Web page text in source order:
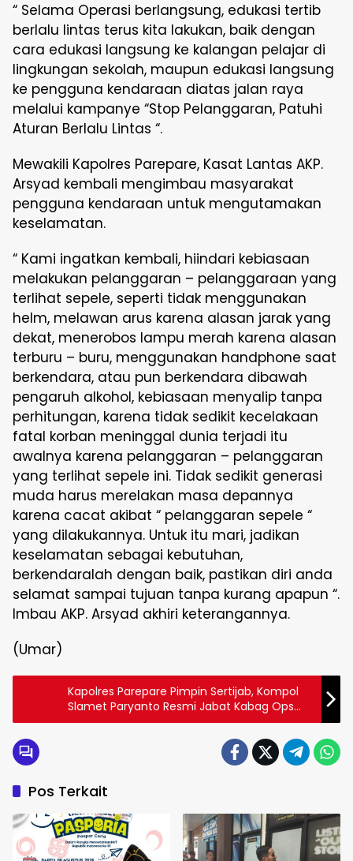
“ Selama Operasi berlangsung, edukasi tertib
berlalu lintas terus kita lakukan, baik dengan
cara edukasi langsung ke kalangan pelajar di
lingkungan sekolah, maupun edukasi langsung
ke pengguna kendaraan diatas jalan raya
melalui kampanye “Stop Pelanggaran, Patuhi
Aturan Berlalu Lintas “.
Mewakili Kapolres Parepare, Kasat Lantas AKP.
Arsyad kembali mengimbau masyarakat
pengguna kendaraan untuk mengutamakan
keselamatan.
“ Kami ingatkan kembali, hiindari kebiasaan
melakukan pelanggaran – pelanggaraan yang
terlihat sepele, seperti tidak menggunakan
helm, melawan arus karena alasan jarak yang
dekat, menerobos lampu merah karena alasan
terburu – buru, menggunakan handphone saat
berkendara, atau pun berkendara dibawah
pengaruh alkohol, kebiasaan menyalip tanpa
perhitungan, karena tidak sedikit kecelakaan
fatal korban meninggal dunia terjadi itu
awalnya karena pelanggaran – pelanggaran
yang terlihat sepele ini. Tidak sedikit generasi
muda harus merelakan masa depannya
karena cacat akibat “ pelanggaran sepele “
yang dilakukannya. Untuk itu mari, jadikan
keselamatan sebagai kebutuhan,
berkendaralah dengan baik, pastikan diri anda
selamat sampai tujuan tanpa kurang apapun “.
Imbau AKP. Arsyad akhiri keterangannya.
(Umar)
Kapolres Parepare Pimpin Sertijab, Kompol
Slamet Paryanto Resmi Jabat Kabag Ops
Polres Parepare, Gantikan Kompol
Pos Terkait